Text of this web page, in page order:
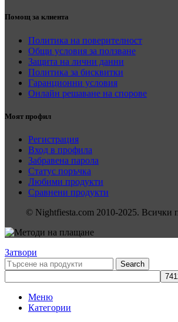
Помощ за клиента
Политика на поверителност
Общи условия за ползване
Защита на лични данни
Политика за бисквитки
Гаранционни условия
Онлайн решаване на спорове
Моят профил
Регистрация
Вход в профила
Забравена парола
Статус поръчка
Любими продукти
Сравнени продукти
© Nightfiesta.com 2010-2025. Всички
Затвори
Search
Меню
Категории